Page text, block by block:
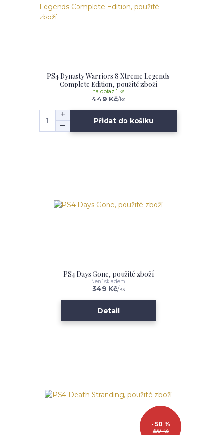
PS4 Dynasty Warriors 8 Xtreme Legends
Complete Edition, použité zboží
449 Kč/ks
na dotaz 1 ks
Přidat do košíku
PS4 Days Gone, použité zboží
349 Kč/ks
Není skladem
Detail
399 Kč
- 50 %